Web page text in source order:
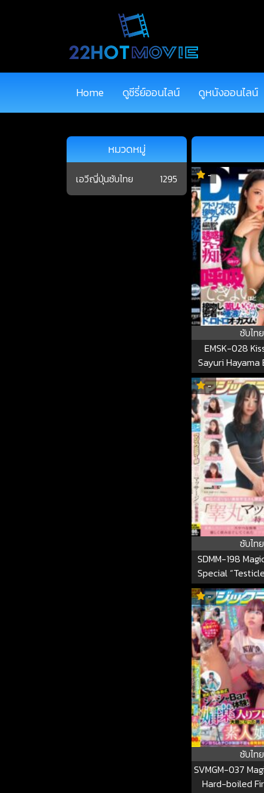
Home ดูซีรี่ย์ออนไลน์ ดูหนังออนไลน์
หมวดหมู่
เอวีญี่ปุ่นซับไทย 1295 -
ซับไทย
EMSK-028
Sayuri Hayama
-
ซับไทย
SDMM-198
Special
Course For
With
Naive And
Who Are So
Advance To The
But Are
Perverted
Still Gently
Balls
-
ซับไทย
SVMGM-037
Hard-boiled